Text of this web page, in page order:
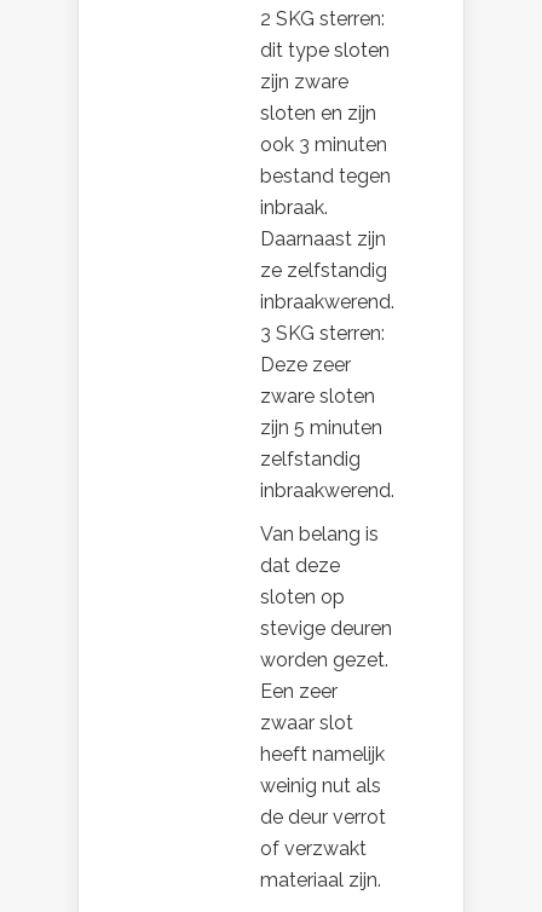
2 SKG sterren:
dit type sloten
zijn zware
sloten en zijn
ook 3 minuten
bestand tegen
inbraak.
Daarnaast zijn
ze zelfstandig
inbraakwerend.
3 SKG sterren:
Deze zeer
zware sloten
zijn 5 minuten
zelfstandig
inbraakwerend.
Van belang is
dat deze
sloten op
stevige deuren
worden gezet.
Een zeer
zwaar slot
heeft namelijk
weinig nut als
de deur verrot
of verzwakt
materiaal zijn.